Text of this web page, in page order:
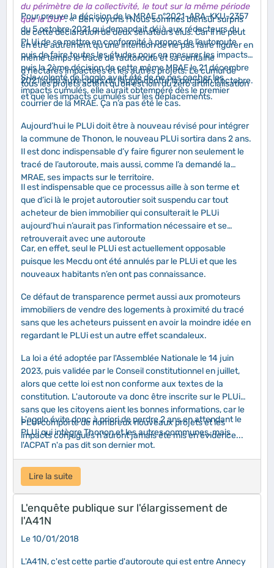
du périmètre de la collectivité, le tout sur la même période
que la DUP. « Ben voyons ! Nous sommes biensûr surpris
de cette déclaration de deux sénateurs élus. Car il ne peut
en être autrement qu’une intention de ne pas faire figurer en
même temps le tracé de l’autoroute et sa centaine
d’hectares impactées et les autres projets. Le cumul de
tous les projets actent qu’on est loin du zéro artificialisation
et que les impacts cumulés sur les déplacements.
Pour preuve la décision de la MRAE n°2021-ARA-KKU-2357
du 5 octobre 2021 qui demandait déjà aux rédacteurs du
PLUi de se mettre en conformité à propos de l’autoroute
puis de faire toutes les études pour en mesurer les impacts ,
puis la 2ème décision de cette même MRAE le 21 décembre
2021 suite au recours de l’agglo contre la décision d’octobre.
Si la volonté de l’agglo avait été de ne pas cacher les
impacts cumulés, elle aurait obtempéré dès le premier
courrier de la MRAE. Ça n’a pas été le cas.
Aujourd’hui le PLUi doit être à nouveau révisé pour intégrer
la commune de Thonon, le nouveau PLUi sortira dans 2 ans.
Il est donc indispensable d’y faire figurer non seulement le
tracé de l’autoroute, mais aussi, comme l’a demandé la
MRAE, ses impacts sur le territoire.
Il est indispensable que ce processus aille à son terme et
que d’ici là le projet autoroutier soit suspendu car tout
acheteur de bien immobilier qui consulterait le PLUi
aujourd’hui n’aurait pas l’information nécessaire et se
retrouverait avec une autoroute
Car, en effet, seul le PLUi est actuellement opposable
puisque les Mecdu ont été annulés par le PLUi et que les
nouveaux habitants n’en ont pas connaissance.
Ce défaut de transparence permet aussi aux promoteurs
immobiliers de vendre des logements à proximité du tracé
sans que les acheteurs puissent en avoir la moindre idée en
regardant le PLUi est un autre effet scandaleux.
La loi a été adoptée par l'Assemblée Nationale le 14 juin
2023, puis validée par le Conseil constitutionnel en juillet,
alors que cette loi est non conforme aux textes de la
constitution. L'autoroute va donc être inscrite sur le PLUi
sans que les citoyens aient les bonnes informations, car le
PLUi comporte de nombreux nouveaux projets et les
impacts conjugués n'auront jamais été mis en évidence...
L'agglo évite donc à priori de perdre 2 ans en attendant le
PLUi qui intègre Thonon et les autres communes, mais
l'ACPAT n'a pas dit son dernier mot.
Lire la suite
L'enquête publique sur l'élargissement de
l'A41N
Le 10/01/2018
L'A41N, c'est cette partie d'autoroute qui est entre Annecy